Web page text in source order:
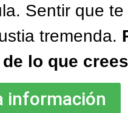
Sentir que
tremenda.
lo que
información